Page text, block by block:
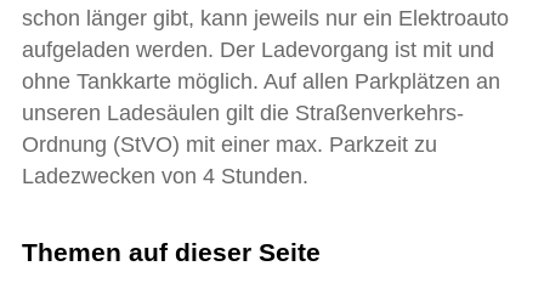
schon länger gibt, kann jeweils nur ein Elektroauto
aufgeladen werden. Der Ladevorgang ist mit und
ohne Tankkarte möglich. Auf allen Parkplätzen an
unseren Ladesäulen gilt die Straßenverkehrs-
Ordnung (StVO) mit einer max. Parkzeit zu
Ladezwecken von 4 Stunden.
Themen auf dieser Seite